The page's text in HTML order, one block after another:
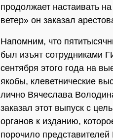
продолжает настаивать
ветер» он заказал
Напомним, что
был изъят сотрудниками
сентября этого года на
якобы, клеветнические
лично Вячеслава
заказал этот выпуск с
органов к изданию,
порочило